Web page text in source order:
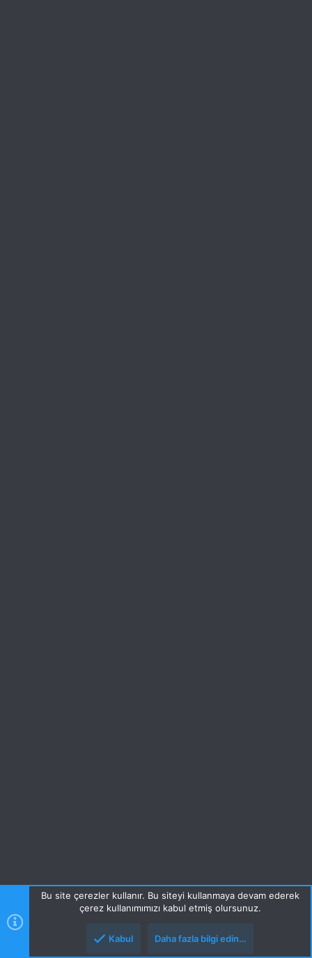
Bu site çerezler kullanır. Bu siteyi kullanmaya devam ederek
çerez kullanımımızı kabul etmiş olursunuz.
Kabul Daha fazla bilgi edin…